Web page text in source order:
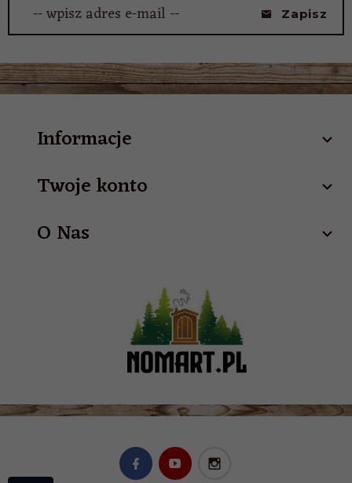
-- wpisz adres e-mail -- Zapisz
Informacje
Twoje konto
O Nas